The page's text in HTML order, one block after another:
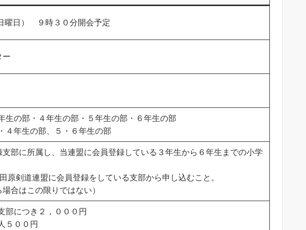
曜日） ９時３０分開会予定
ー
の部・４年生の部・５年生の部・６年生の部
年生の部、５・６年生の部
部に所属し、当連盟に会員登録している３年生から６年生までの小学
原剣道連盟に会員登録をしている支部から申し込むこと。
場合はこの限りではない）
につき２，０００円
５００円